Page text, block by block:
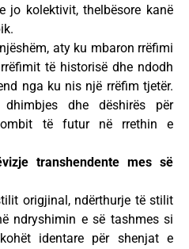
jo kolektivit, thelbësore kanë
aty ku mbaron rrëfimi
të historisë dhe ndodh
nga ku nis një rrëfim tjetër.
dhe dëshirës për
të futur në rrethin e
transhendente mes së
origjinal, ndërthurje të stilit
ndryshimin e së tashmes si
identare për shenjat e